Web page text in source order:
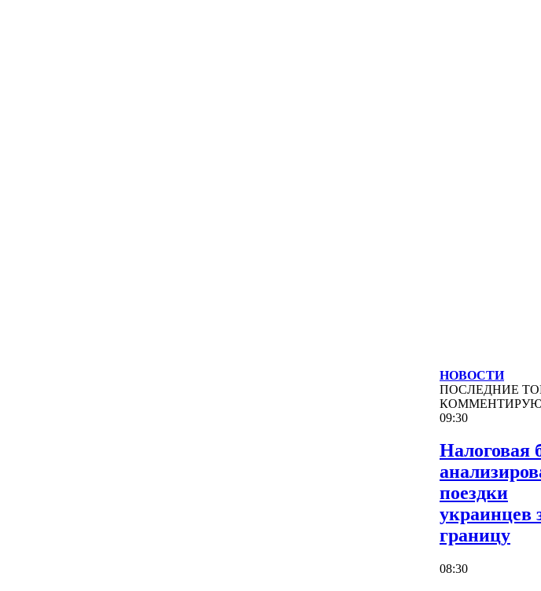
НОВОСТИ
ПОСЛЕДНИЕ
09:30
Налоговая
поездки
украинцев
границу
08:30